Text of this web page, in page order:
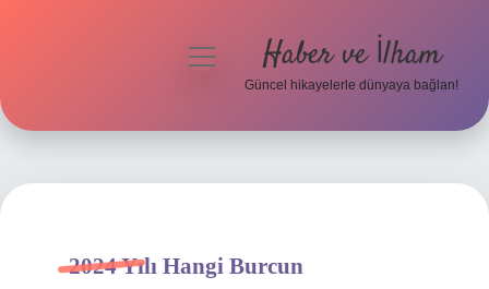
Hakkımızda
menüyü
Haber ve İlham
Güncel hikayelerle dünyaya bağlan!
2024 Yılı Hangi Burcun